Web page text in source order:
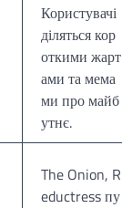
Користувачі
діляться кор
откими жарт
ами та мема
ми про майб
утнє.
The Onion, R
eductress пу